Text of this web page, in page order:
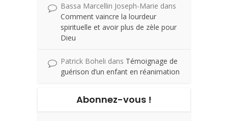
Bassa Marcellin Joseph-Marie dans
Comment vaincre la lourdeur
spirituelle et avoir plus de zèle pour
Dieu
Patrick Boheli dans Témoignage de
guérison d’un enfant en réanimation
Abonnez-vous !